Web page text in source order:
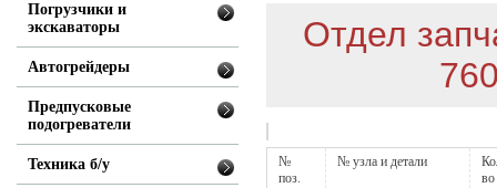
Отдел
№
поз.
№ узла и детали
во
Погрузчики и
экскаваторы
Автогрейдеры
Предпусковые
подогреватели
Техника б/у